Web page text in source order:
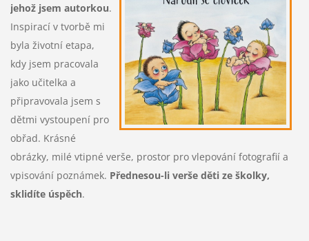
jehož jsem autorkou.
Inspirací v tvorbě mi
byla životní etapa,
kdy jsem pracovala
jako učitelka a
připravovala jsem s
dětmi vystoupení pro
obřad. Krásné
obrázky, milé vtipné verše, prostor pro vlepování fotografií a
vpisovánípoznámek. Přednesou-li verše děti ze školky,
sklidíte úspěch.